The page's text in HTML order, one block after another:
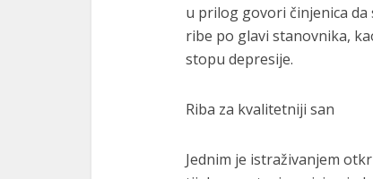
u prilog govori činjenica
ribe po glavi stanovnika,
stopu depresije.
Riba za kvalitetniji san
Jednim je istraživanjem